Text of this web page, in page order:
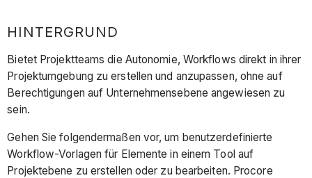
HINTERGRUND
Bietet Projektteams die Autonomie, Workflows direkt in ihrer
Projektumgebung zu erstellen und anzupassen, ohne auf
Berechtigungen auf Unternehmensebene angewiesen zu
sein.
Gehen Sie folgendermaßen vor, um benutzerdefinierte
Workflow-Vorlagen für Elemente in einem Tool auf
Projektebene zu erstellen oder zu bearbeiten. Procore